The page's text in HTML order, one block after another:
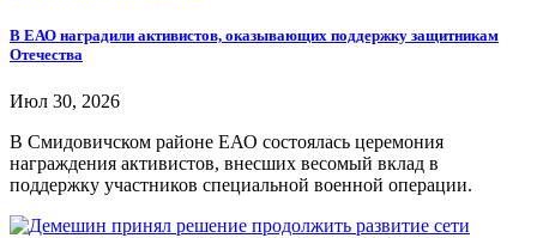
В ЕАО наградили активистов, оказывающих поддержку защитникам
Отечества
Июл 30, 2026
В Смидовичском районе ЕАО состоялась церемония
награждения активистов, внесших весомый вклад в
поддержку участников специальной военной операции.